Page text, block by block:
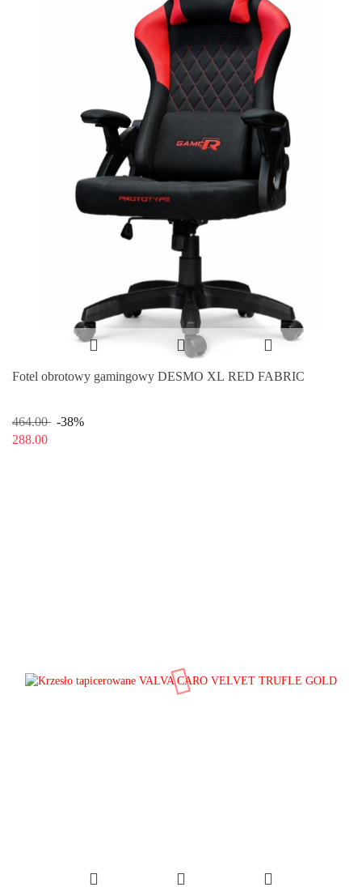
Fotel obrotowy gamingowy DESMO XL RED FABRIC
464.00
-38%
288.00